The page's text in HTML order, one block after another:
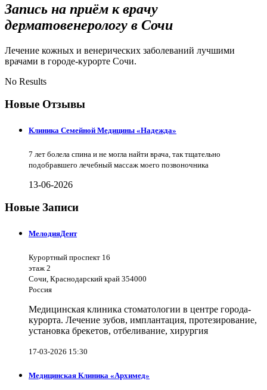
Запись на приём к врачу
дерматовенерологу в Сочи
Лечение кожных и венерических заболеваний лучшими
врачами в городе-курорте Сочи.
No Results
Новые Отзывы
Клиника Семейной Медицины «Надежда»
7 лет болела спина и не могла найти врача, так тщательно
подобравшего лечебный массаж моего позвоночника
13-06-2026
Новые Записи
МелодияДент
Курортный проспект 16
этаж 2
Сочи, Краснодарский край 354000
Россия
Медицинская клиника стоматологии в центре города-
курорта. Лечение зубов, имплантация, протезирование,
установка брекетов, отбеливание, хирургия
17-03-2026 15:30
Медицинская Клиника «Архимед»